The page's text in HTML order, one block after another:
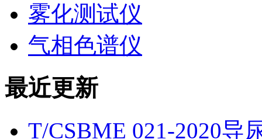
雾化测试仪
气相色谱仪
最近更新
T/CSBME 021-2020导